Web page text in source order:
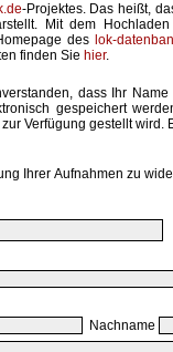
-Projektes. Das heißt,
Mit dem
des lok-
finden Sie hier.
dass Ihr
gespeichert
Verfügung gestellt wird.
Ihrer Aufnahmen zu
Nachname